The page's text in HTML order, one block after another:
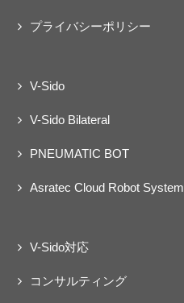
プライバシーポリシー
V-Sido
V-Sido Bilateral
PNEUMATIC BOT
Asratec Cloud Robot System
V-Sido対応
コンサルティング